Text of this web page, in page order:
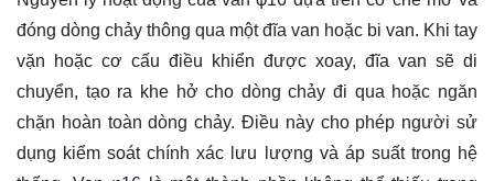
đóng dòng chảy thông qua một đĩa van hoặc bi van. Khi tay
vặn hoặc cơ cấu điều khiển được xoay, đĩa van sẽ di
chuyển, tạo ra khe hở cho dòng chảy đi qua hoặc ngăn
chặn hoàn toàn dòng chảy. Điều này cho phép người sử
dụng kiểm soát chính xác lưu lượng và áp suất trong hệ